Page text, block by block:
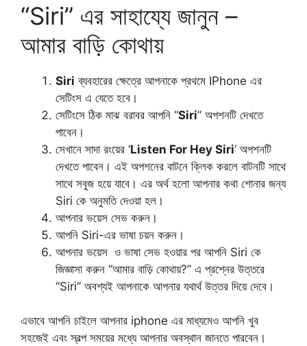
“Siri” এর সাহায্যে জানুন –
আমার বাড়ি কোথায়
Siri ব্যবহারের ক্ষেত্রে আপনাকে প্রথমে IPhone এর
সেটিংস এ যেতে হবে।
সেটিংসে ঠিক মাঝ বরাবর আপনি “Siri” অপশনটি দেখতে
পাবেন।
সেখানে সাদা রংয়ের ‘Listen For Hey Siri‘ অপশনটি
দেখতে পাবেন। এই অপশনের বাটনে ক্লিক করলে বাটনটি সাথে
সাথে সবুজ হয়ে যাবে। এর অর্থ হলো আপনার কথা শোনার জন্য
Siri কে অনুমতি দেওয়া হল।
আপনার ভয়েস সেভ করুন।
আপনি Siri-এর ভাষা চয়ন করুন।
আপনার ভয়েস ও ভাষা সেভ হওয়ার পর আপনি Siri কে
জিজ্ঞাসা করুন “আমার বাড়ি কোথায়?” এ প্রশ্নের উত্তরে
“Siri” অবশ্যই আপনাকে আপনার যথার্থ উত্তর দিয়ে দেবে।
এভাবে আপনি চাইলে আপনার iphone এর মাধ্যমেও আপনি খুব
সহজেই এবং স্বল্প সময়ের মধ্যে আপনার অবস্থান জানতে পারবেন।